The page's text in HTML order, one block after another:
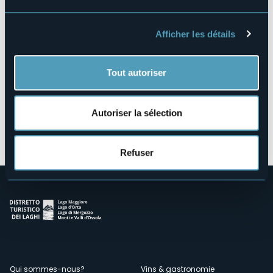
Afficher les détails
Tout autoriser
Autoriser la sélection
Refuser
Ouvrir la carte
Qui sommes-nous? Vins & gastronomie